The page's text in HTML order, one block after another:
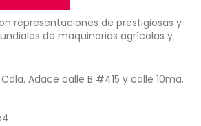
representaciones de prestigiosas y
de maquinarias agrícolas y
Adace calle B #415 y calle 10ma.